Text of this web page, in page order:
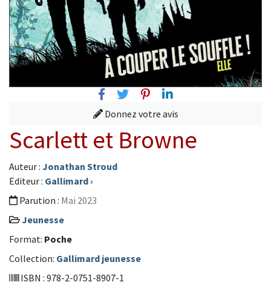
FacebookTwitterPinterest
Linkedin
Donnez votre avis
Scarlett et Browne
Auteur : Jonathan Stroud
Editeur : Gallimard ›
Parution : Mai 2023
Jeunesse
Format: Poche
Collection: Gallimard jeunesse
ISBN : 978-2-0751-8907-1